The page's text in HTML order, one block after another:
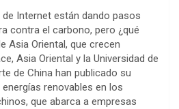
Internet están dando pasos
contra el carbono, pero ¿qué
Asia Oriental, que crecen
Asia Oriental y la Universidad de
de China han publicado su
renovables en los
que abarca a empresas